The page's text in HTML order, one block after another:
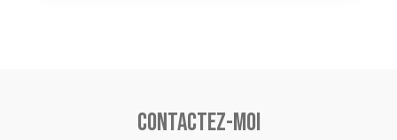
Contactez-moi